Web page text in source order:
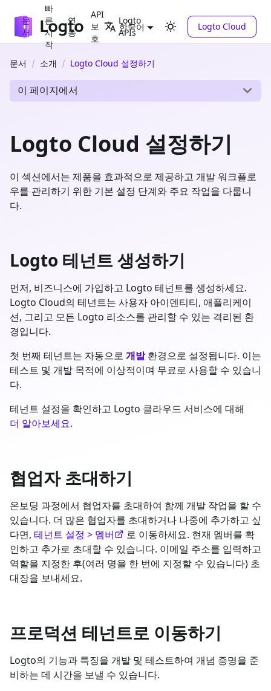
문
서
빠
른
시
작
연
동
API
보
호
Logto
APIs
한국어 Logto Cloud
문서 소개 Logto Cloud 설정하기
이 페이지에서
Logto Cloud 설정하기
이 섹션에서는 제품을 효과적으로 제공하고 개발 워크플로
우를 관리하기 위한 기본 설정 단계와 주요 작업을 다룹니
다.
Logto 테넌트 생성하기
먼저, 비즈니스에 가입하고 Logto 테넌트를 생성하세요.
Logto Cloud의 테넌트는 사용자 아이덴티티, 애플리케이
션, 그리고 모든 Logto 리소스를 관리할 수 있는 격리된 환
경입니다.
첫 번째 테넌트는 자동으로 개발환경으로 설정됩니다. 이는
테스트 및 개발 목적에 이상적이며 무료로 사용할 수 있습니
다.
테넌트 설정을 확인하고 Logto 클라우드 서비스에 대해
더 알아보세요.
협업자 초대하기
온보딩 과정에서 협업자를 초대하여 함께 개발 작업을 할 수
있습니다. 더 많은 협업자를 초대하거나 나중에 추가하고 싶
다면, 테넌트 설정 > 멤버
로 이동하세요. 현재 멤버를 확
인하고 추가로 초대할 수 있습니다. 이메일 주소를 입력하고
역할을 지정한 후(여러 명을 한 번에 지정할 수 있습니다) 초
대장을 보내세요.
프로덕션 테넌트로 이동하기
Logto의 기능과 특징을 개발 및 테스트하여 개념 증명을 준
비하는 데 시간을 보낼 수 있습니다.